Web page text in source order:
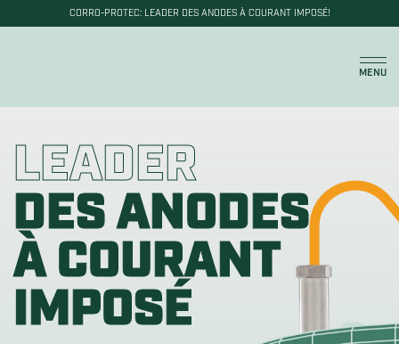
CORRO-PROTEC: LEADER DES ANODES À COURANT IMPOSÉ!
PanierMENU
LEADER
DES ANODES
À COURANT
IMPOSÉ